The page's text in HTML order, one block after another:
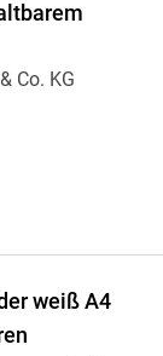
Co. KG
weiß A4